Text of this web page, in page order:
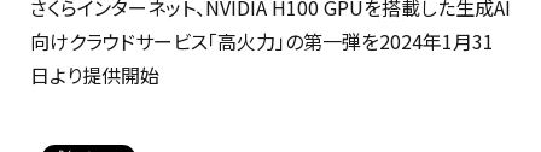
さくらインターネット、NVIDIA H100 GPUを搭載した生成AI
向けクラウドサービス「高火力」の第一弾を2024年1月31
日より提供開始